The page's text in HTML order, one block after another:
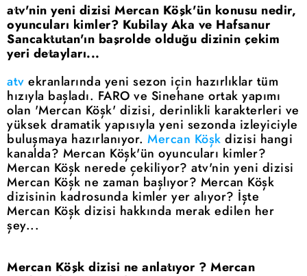
atv'nin yeni dizisi Mercan Köşk'ün konusu nedir,
oyuncuları kimler? Kubilay Aka ve Hafsanur
Sancaktutan'ın başrolde olduğu dizinin çekim
yeri detayları...
atv ekranlarında yeni sezon için hazırlıklar tüm
hızıyla başladı. FARO ve Sinehane ortak yapımı
olan 'Mercan Köşk' dizisi, derinlikli karakterleri ve
yüksek dramatik yapısıyla yeni sezonda izleyiciyle
buluşmaya hazırlanıyor. Mercan Köşk dizisi hangi
kanalda? Mercan Köşk'ün oyuncuları kimler?
Mercan Köşk nerede çekiliyor? atv'nin yeni dizisi
Mercan Köşk ne zaman başlıyor? Mercan Köşk
dizisinin kadrosunda kimler yer alıyor? İşte
Mercan Köşk dizisi hakkında merak edilen her
şey...
Mercan Köşk dizisi ne anlatıyor ? Mercan